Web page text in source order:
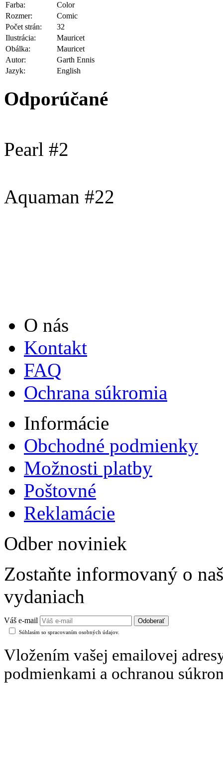
Farba:
Color
Rozmer:
Comic
Počet strán:
32
Ilustrácia:
Mauricet
Obálka:
Mauricet
Autor:
Garth Ennis
Jazyk:
English
Odporúčané
Pearl #2
Aquaman #22
O nás
Kontakt
FAQ
Ochrana súkromia
Informácie
Obchodné podmienky
Možnosti platby
Poštovné
Reklamácie
Odber noviniek
Zostaňte informovaný o
vydaniach
Váš e-mail
Súhlasím so spracovaním osobných údajov.
Vložením vašej emailovej
podmienkami a ochranou